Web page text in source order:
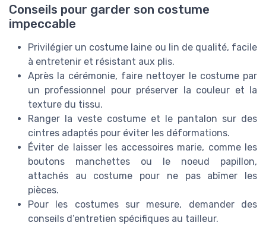
Conseils pour garder son costume
impeccable
Privilégier un costume laine ou lin de qualité, facile
à entretenir et résistant aux plis.
Après la cérémonie, faire nettoyer le costume par
un professionnel pour préserver la couleur et la
texture du tissu.
Ranger la veste costume et le pantalon sur des
cintres adaptés pour éviter les déformations.
Éviter de laisser les accessoires marie, comme les
boutons manchettes ou le noeud papillon,
attachés au costume pour ne pas abîmer les
pièces.
Pour les costumes sur mesure, demander des
conseils d’entretien spécifiques au tailleur.